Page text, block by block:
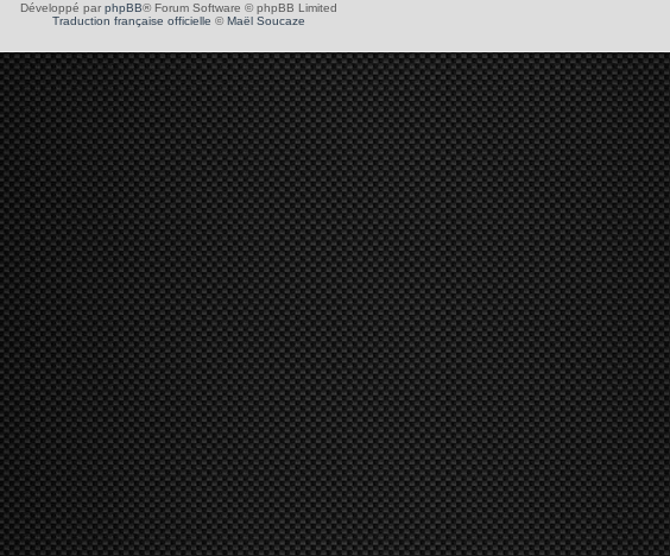
Développé par phpBB® Forum Software © phpBB Limited
Traduction française officielle ©Maël Soucaze